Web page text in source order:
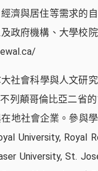
濟與居住等需求的
政府機構、大學校
社會科學與人文研
列顛哥倫比亞二省
地社會企業。參與
University, Royal
University, St.